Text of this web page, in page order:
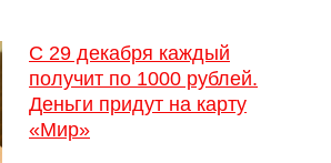
С 29 декабря каждый
получит по 1000 рублей.
Деньги придут на карту
«Мир»